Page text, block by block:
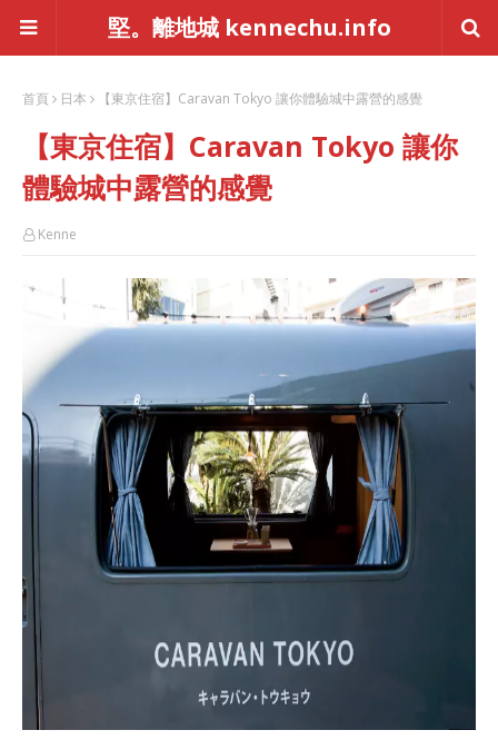
堅。離地城 kennechu.info
首頁 日本 【東京住宿】Caravan Tokyo 讓你體驗城中露營的感覺
【東京住宿】Caravan Tokyo 讓你
體驗城中露營的感覺
Kenne